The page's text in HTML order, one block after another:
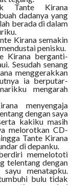
Tante Kirana
dadanya yang
berada di dalam
Kirana semakin
penisku.
Kirana berganti-
Sesudah senang
menggerakkan
ia berputar-
mengarah
menyengaja
dengan saya
kakiku masih
melorotkan CD-
Tante Kirana
di depanku.
memelototi
telentang dengan
menatapku.
bulu tidak